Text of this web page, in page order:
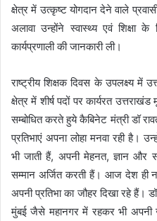
क्षेत्र में उत्कृष्ट योगदान देने वाले
अलावा उन्होंने स्वास्थ्य एवं शिक्षा
कार्यप्रणाली की जानकारी ली।
राष्ट्रीय शिक्षक दिवस के उपलक्ष्य में
क्षेत्र में शीर्ष पदों पर कार्यरत
सम्बोधित करते हुये कैबिनेट मंत्री डॉ
प्रतिभाएं अपना लोहा मनवा रही है।
भी जाती हैं, अपनी मेहनत, ज्ञान और
सम्मान अर्जित करती हैं। आज देश ही
अपनी प्रतिभा का जौहर दिखा रहे हैं।
मुंबई जैसे महानगर में रहकर भी अपनी